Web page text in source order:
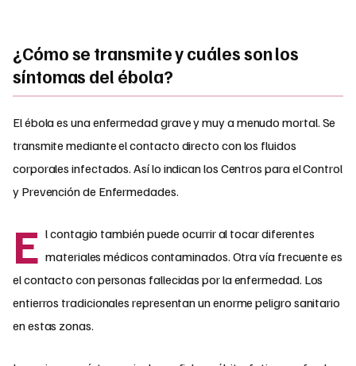
¿Cómo se transmite y cuáles son los
síntomas del ébola?
El ébola es una enfermedad grave y muy a menudo mortal. Se
transmite mediante el contacto directo con los fluidos
corporales infectados. Así lo indican los Centros para el Control
y Prevención de Enfermedades.
E l contagio también puede ocurrir al tocar diferentes
materiales médicos contaminados. Otra vía frecuente es
el contacto con personas fallecidas por la enfermedad. Los
entierros tradicionales representan un enorme peligro sanitario
en estas zonas.